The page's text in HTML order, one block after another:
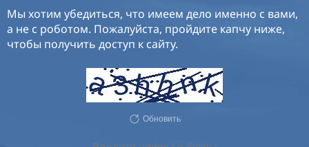
Мы хотим убедиться, что имеем дело именно с вами,
а не с роботом. Пожалуйста, пройдите капчу ниже,
чтобы получить доступ к сайту.
Обновить